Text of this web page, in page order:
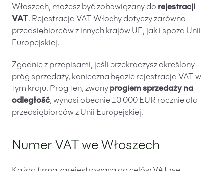
Włoszech, możesz być zobowiązany do rejestracji
VAT . Rejestracja VAT Włochy dotyczy zarówno
przedsiębiorców z innych krajów UE, jak i spoza Unii
Europejskiej.
Zgodnie z przepisami, jeśli przekroczysz określony
próg sprzedaży, konieczna będzie rejestracja VAT w
tym kraju. Próg ten, zwany progiem sprzedaży na
odległość, wynosi obecnie 10 000 EUR rocznie dla
przedsiębiorców z Unii Europejskiej.
Numer VAT we Włoszech